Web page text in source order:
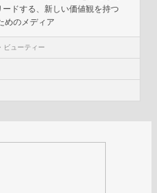
ドする、新しい価値観を持つ
めのメディア
ビューティー